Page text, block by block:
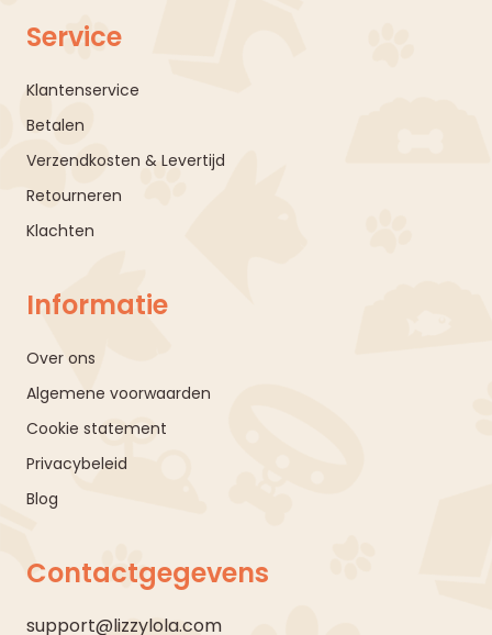
Service
Klantenservice
Betalen
Verzendkosten & Levertijd
Retourneren
Klachten
Informatie
Over ons
Algemene voorwaarden
Cookie statement
Privacybeleid
Blog
Contactgegevens
support@lizzylola.com